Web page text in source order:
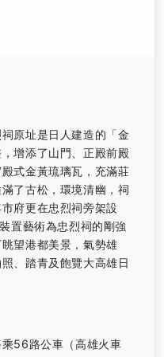
原址是日人建造的「金
增添了山門、正殿前殿
式金黃琉璃瓦，充滿莊
了古松，環境清幽，祠
府更在忠烈祠旁架設
置藝術為忠烈祠的剛強
望港都美景，氣勢雄
、踏青及飽覽大高雄日
56路公車（高雄火車